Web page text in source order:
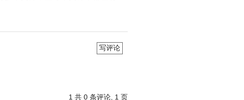
写评论
1 共 0 条评论, 1 页